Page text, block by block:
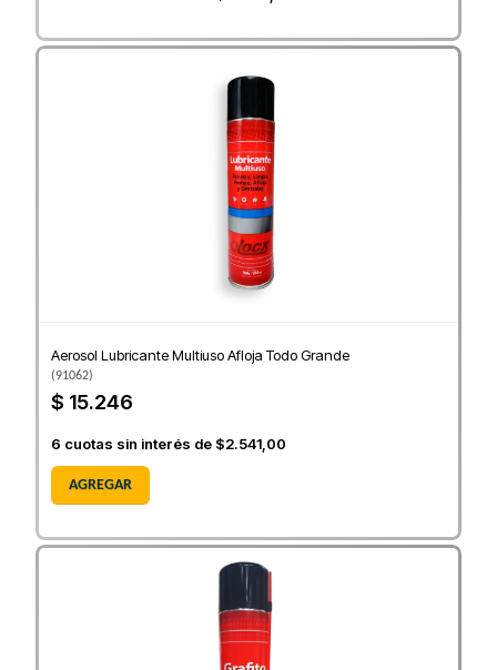
Aerosol Lubricante Multiuso Afloja Todo Grande
(91062)
$ 15.246
6 cuotas sin interés de $2.541,00
AGREGAR